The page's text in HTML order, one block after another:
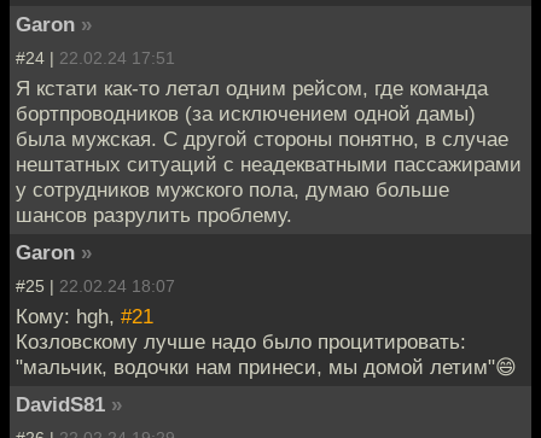
Garon »
#24 | 22.02.24 17:51
Я кстати как-то летал одним рейсом, где команда
бортпроводников (за исключением одной дамы)
была мужская. С другой стороны понятно, в случае
нештатных ситуаций с неадекватными пассажирами
у сотрудников мужского пола, думаю больше
шансов разрулить проблему.
Garon »
#25 | 22.02.24 18:07
Кому: hgh, #21
Козловскому лучше надо было процитировать:
"мальчик, водочки нам принеси, мы домой летим"😄
DavidS81 »